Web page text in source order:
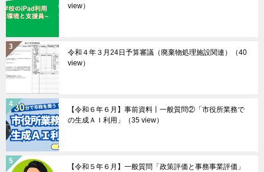
view）
令和４年３月24日予算審議（廃棄物処理施設関連）
（40
view）
【令和６年６月】事前資料丨一般質問②「市役所業務で
の生成ＡＩ利用」
（35 view）
【令和５年６月】一般質問「政策評価と事務事業評価」